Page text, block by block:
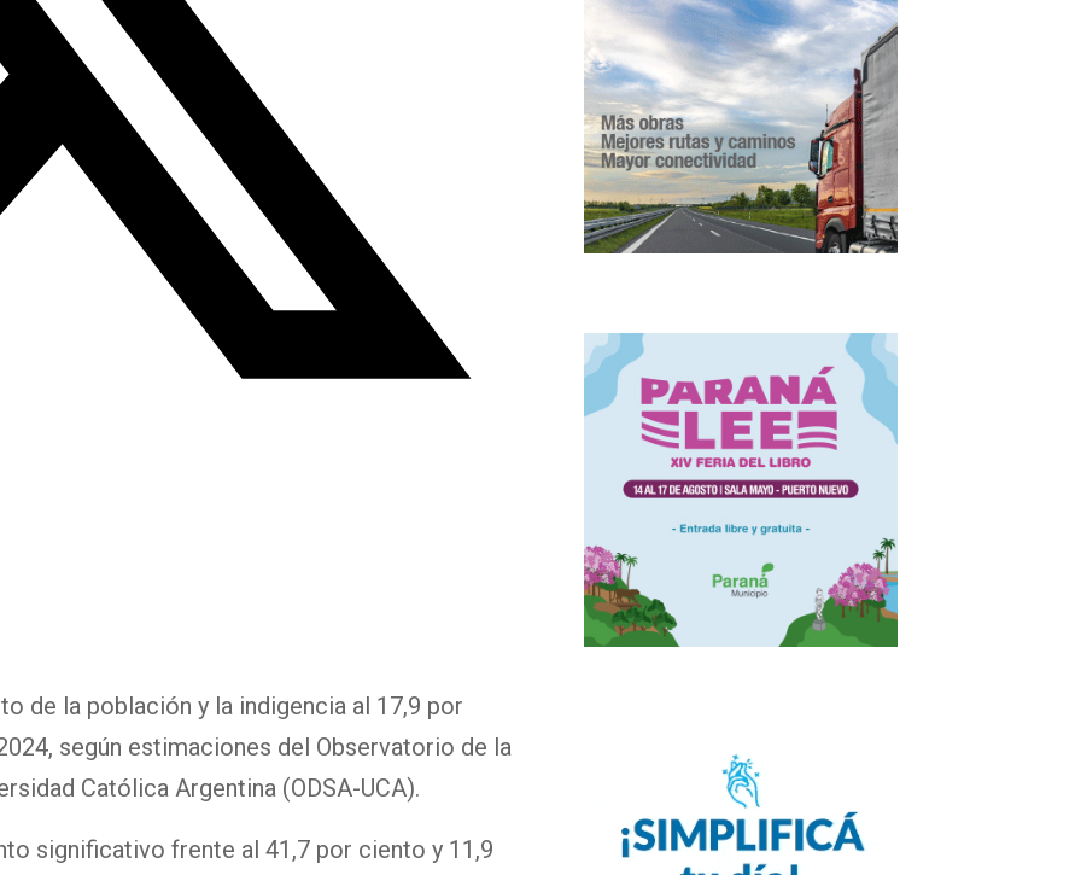
de la población y la indigencia al 17,9 por
según estimaciones del Observatorio de la
Católica Argentina (ODSA-UCA).
significativo frente al 41,7 por ciento y 11,9